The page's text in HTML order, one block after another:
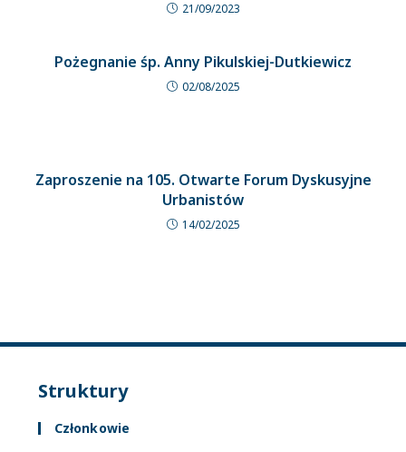
21/09/2023
Pożegnanie śp. Anny Pikulskiej-Dutkiewicz
02/08/2025
Zaproszenie na 105. Otwarte Forum Dyskusyjne
Urbanistów
14/02/2025
Struktury
Członkowie